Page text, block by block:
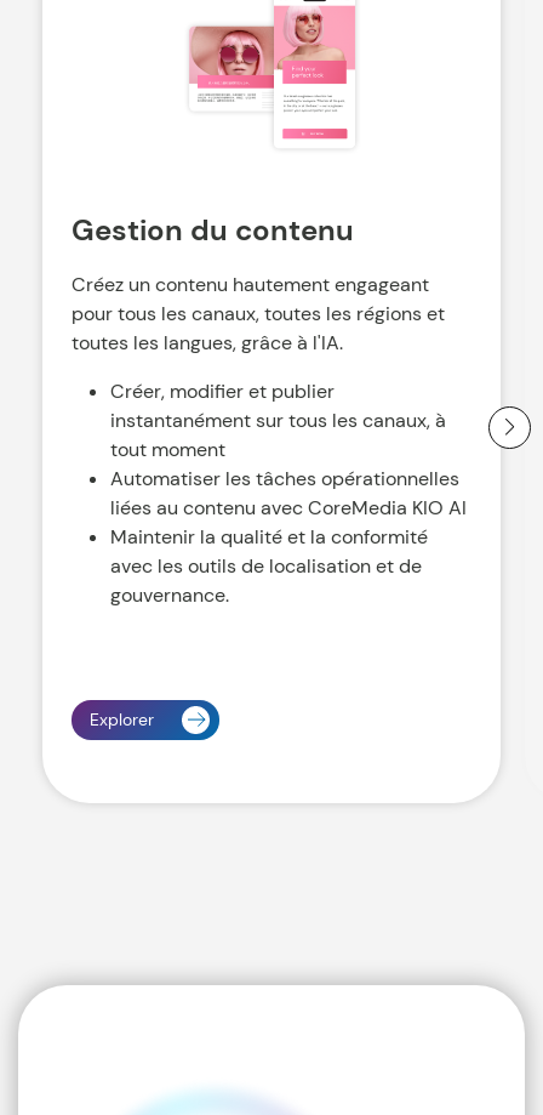
Gestion du contenu
Créez un contenu hautement engageant
pour tous les canaux, toutes les régions et
toutes les langues, grâce à l'IA.
Créer, modifier et publier
instantanément sur tous les canaux, à
tout moment
Automatiser les tâches opérationnelles
liées au contenu avec CoreMedia KIO AI
Maintenir la qualité et la conformité
avec les outils de localisation et de
gouvernance.
Explorer